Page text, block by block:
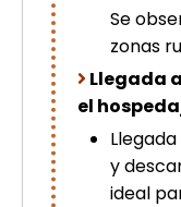
Se
zonas
Llegada
el
y
ideal